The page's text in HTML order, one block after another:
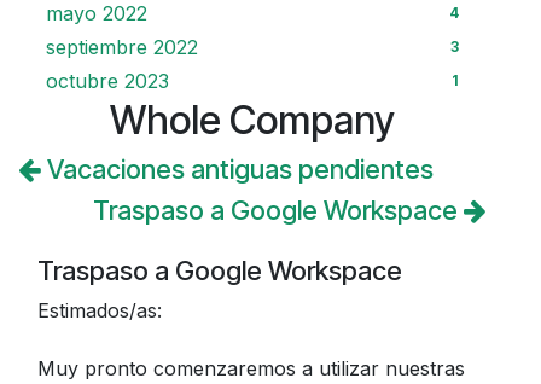
mayo 2022 4
septiembre 2022 3
octubre 2023 1
Whole Company
Vacaciones antiguas pendientes
Traspaso a Google Workspace
Traspaso a Google Workspace
Estimados/as:
Muy pronto comenzaremos a utilizar nuestras